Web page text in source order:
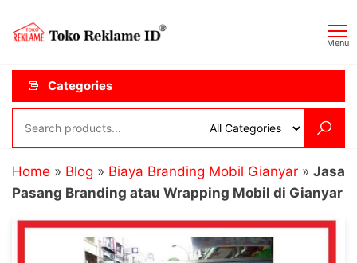
content
ID
Menu
Categories
Home » Blog » Biaya Branding Mobil Gianyar » Jasa
Pasang Branding atau Wrapping Mobil di Gianyar